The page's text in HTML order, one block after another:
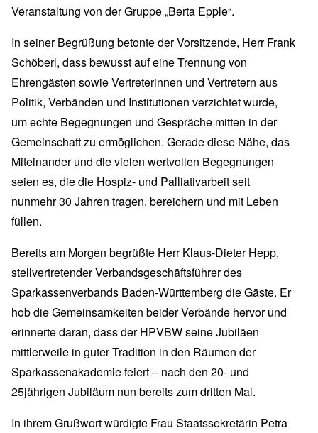
Veranstaltung von der Gruppe „Berta Epple“.
In seiner Begrüßung betonte der Vorsitzende, Herr Frank
Schöberl, dass bewusst auf eine Trennung von
Ehrengästen sowie Vertreterinnen und Vertretern aus
Politik, Verbänden und Institutionen verzichtet wurde,
um echte Begegnungen und Gespräche mitten in der
Gemeinschaft zu ermöglichen. Gerade diese Nähe, das
Miteinander und die vielen wertvollen Begegnungen
seien es, die die Hospiz- und Palliativarbeit seit
nunmehr 30 Jahren tragen, bereichern und mit Leben
füllen.
Bereits am Morgen begrüßte Herr Klaus-Dieter Hepp,
stellvertretender Verbandsgeschäftsführer des
Sparkassenverbands Baden-Württemberg die Gäste. Er
hob die Gemeinsamkeiten beider Verbände hervor und
erinnerte daran, dass der HPVBW seine Jubiläen
mittlerweile in guter Tradition in den Räumen der
Sparkassenakademie feiert – nach den 20- und
25jährigen Jubiläum nun bereits zum dritten Mal.
In ihrem Grußwort würdigte Frau Staatssekretärin Petra